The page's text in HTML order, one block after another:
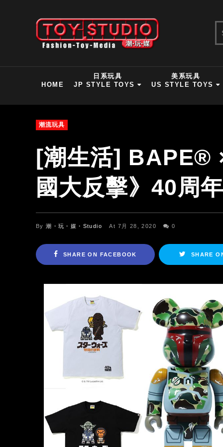
HOME
日系玩具
JP STYLE TOYS
美系玩具
US STYLE TOYS
潮流玩具
[潮生活] BAPE®
國大反擊》40周
By潮・玩・媒・Studio At 7月 28, 2020 0
SHARE ON FACEBOOK SHARE